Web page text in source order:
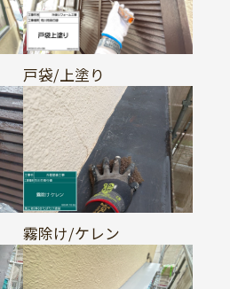
戸袋/上塗り
霧除け/ケレン